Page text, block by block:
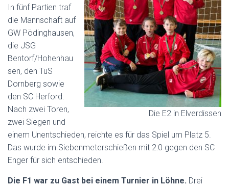
Die E2 in Elverdissen
In fünf Partien traf
die Mannschaft auf
GW Pödinghausen,
die JSG
Bentorf/Hohenhau
sen, den TuS
Dornberg sowie
den SC Herford.
Nach zwei Toren,
zwei Siegen und
einem Unentschieden, reichte es für das Spiel um Platz 5.
Das wurde im Siebenmeterschießen mit 2:0 gegen den SC
Enger für sich entschieden.
Die F1 war zu Gast bei einem Turnier in Löhne. Drei